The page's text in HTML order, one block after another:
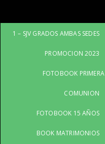
1 – SJV GRADOS AMBAS SEDES
PROMOCION 2023
FOTOBOOK PRIMERA
COMUNION
FOTOBOOK 15 AÑOS
BOOK MATRIMONIOS